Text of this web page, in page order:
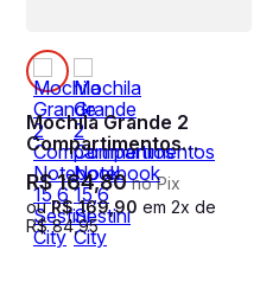
Mochila Grande 2
Compartimentos
Notebook 15,6 Sestini
City III - Preto
R$164,80no Pix
ouR$ 169,90 em 2x de
R$ 84,95